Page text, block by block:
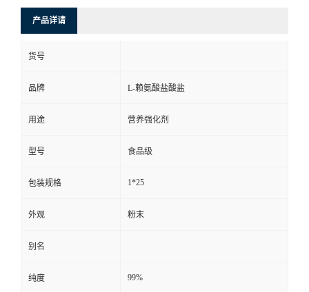
产品详请
货号
品牌 L-赖氨酸盐酸盐
用途 营养强化剂
型号 食品级
包装规格 1*25
外观 粉末
别名
纯度 99%